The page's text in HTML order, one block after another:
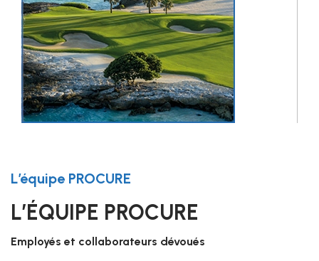
L’équipe PROCURE
L’ÉQUIPE PROCURE
Employés et collaborateurs dévoués